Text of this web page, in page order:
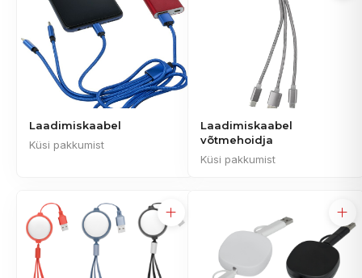
Laadimiskaabel
Küsi pakkumist
Laadimiskaabel
võtmehoidja
Küsi pakkumist